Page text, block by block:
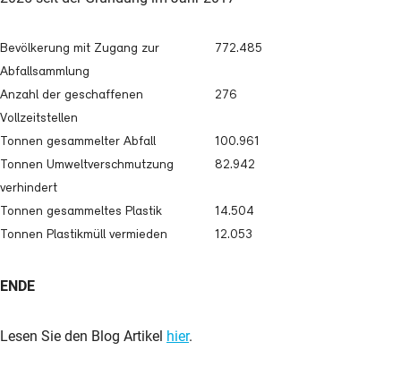
Bevölkerung mit Zugang zur
Abfallsammlung
772.485
Anzahl der geschaffenen
Vollzeitstellen
276
Tonnen gesammelter Abfall
100.961
Tonnen Umweltverschmutzung
verhindert
82.942
Tonnen gesammeltes Plastik
14.504
Tonnen Plastikmüll vermieden
12.053
ENDE
Lesen Sie den Blog Artikel hier.